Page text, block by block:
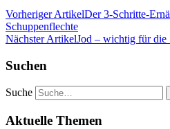
Vorheriger ArtikelDer 3-Schritte-
Schuppenflechte
Nächster ArtikelJod – wichtig für die
Suchen
Suche
Aktuelle Themen